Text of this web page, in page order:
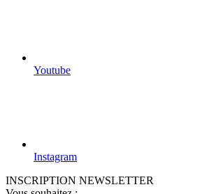
Youtube
Instagram
INSCRIPTION NEWSLETTER